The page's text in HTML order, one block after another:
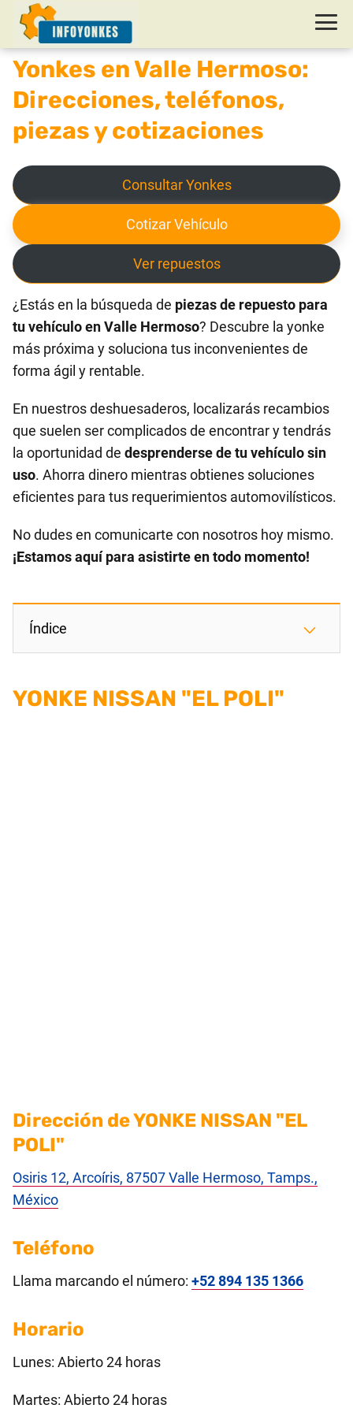
Yonkes en Valle Hermoso:
Direcciones, teléfonos,
piezas y cotizaciones
Consultar Yonkes
Cotizar Vehículo
Ver repuestos
¿Estás en la búsqueda de piezas de repuesto para
tu vehículo en Valle Hermoso? Descubre la yonke
más próxima y soluciona tus inconvenientes de
forma ágil y rentable.
En nuestros deshuesaderos, localizarás recambios
que suelen ser complicados de encontrar y tendrás
la oportunidad de desprenderse de tu vehículo sin
uso. Ahorra dinero mientras obtienes soluciones
eficientes para tus requerimientos automovilísticos.
No dudes en comunicarte con nosotros hoy mismo.
¡Estamos aquí para asistirte en todo momento!
Índice
YONKE NISSAN "EL POLI"
Dirección de YONKE NISSAN "EL
POLI"
Osiris 12, Arcoíris, 87507 Valle Hermoso, Tamps.,
México
Teléfono
Llama marcando el número: +52 894 135 1366
Horario
Lunes: Abierto 24 horas
Martes: Abierto 24 horas